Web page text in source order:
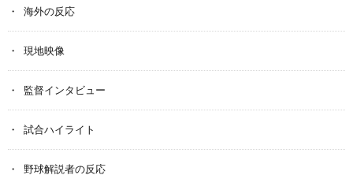
海外の反応
現地映像
監督インタビュー
試合ハイライト
野球解説者の反応